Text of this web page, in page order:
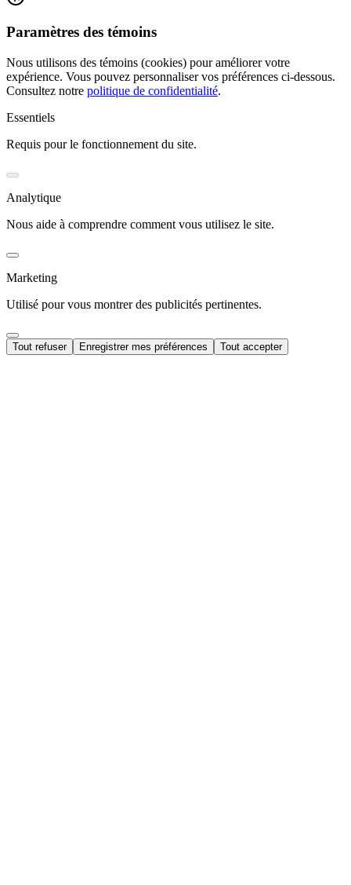
Paramètres des témoins
Nous utilisons des témoins (cookies) pour améliorer votre
expérience. Vous pouvez personnaliser vos préférences ci-dessous.
Consultez notre politique de confidentialité.
Essentiels
Requis pour le fonctionnement du site.
Analytique
Nous aide à comprendre comment vous utilisez le site.
Marketing
Utilisé pour vous montrer des publicités pertinentes.
Tout refuser Enregistrer mes préférences Tout accepter